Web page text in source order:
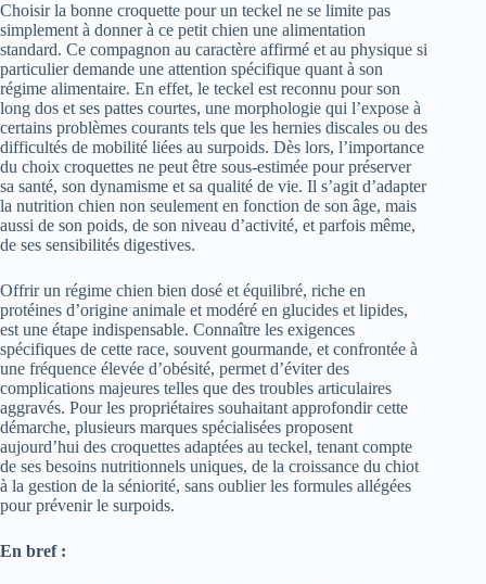
Choisir la bonne croquette pour un teckel ne se limite pas
simplement à donner à ce petit chien une alimentation
standard. Ce compagnon au caractère affirmé et au physique si
particulier demande une attention spécifique quant à son
régime alimentaire. En effet, le teckel est reconnu pour son
long dos et ses pattes courtes, une morphologie qui l’expose à
certains problèmes courants tels que les hernies discales ou des
difficultés de mobilité liées au surpoids. Dès lors, l’importance
du choix croquettes ne peut être sous-estimée pour préserver
sa santé, son dynamisme et sa qualité de vie. Il s’agit d’adapter
la nutrition chien non seulement en fonction de son âge, mais
aussi de son poids, de son niveau d’activité, et parfois même,
de ses sensibilités digestives.
Offrir un régime chien bien dosé et équilibré, riche en
protéines d’origine animale et modéré en glucides et lipides,
est une étape indispensable. Connaître les exigences
spécifiques de cette race, souvent gourmande, et confrontée à
une fréquence élevée d’obésité, permet d’éviter des
complications majeures telles que des troubles articulaires
aggravés. Pour les propriétaires souhaitant approfondir cette
démarche, plusieurs marques spécialisées proposent
aujourd’hui des croquettes adaptées au teckel, tenant compte
de ses besoins nutritionnels uniques, de la croissance du chiot
à la gestion de la séniorité, sans oublier les formules allégées
pour prévenir le surpoids.
En bref :